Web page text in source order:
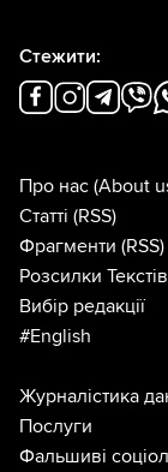
Стежити:
Про нас (About
Статті (RSS)
Фрагменти (RSS)
Розсилки Текстів
Вибір редакції
#English
Журналістика
Послуги
Фальшиві